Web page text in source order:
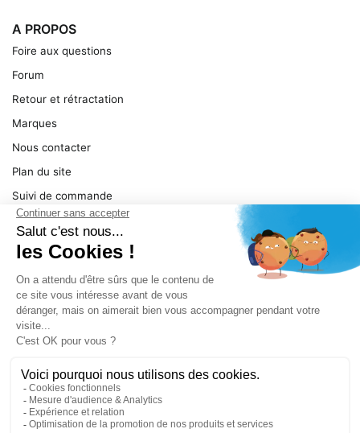
A PROPOS
Foire aux questions
Forum
Retour et rétractation
Marques
Nous contacter
Plan du site
Suivi de commande
Ma facture
Mentions légales
SERVICE
Pièces détachées
Catégories de produit
Dépannage
Le magasin